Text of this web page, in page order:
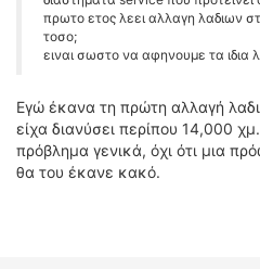
πρωτο ετος λεει αλλαγη λαδιων
τοσο;
ειναι σωστο να αφηνουμε τα ιδια
Εγώ έκανα τη πρώτη αλλαγή
είχα διανύσει περίπου 14,000
πρόβλημα γενικά, όχι ότι μια
θα του έκανε κακό.